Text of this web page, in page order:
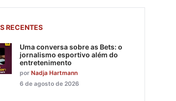
RECENTES
Uma conversa sobre as Bets: o
jornalismo esportivo além do
entretenimento
por Nadja Hartmann
6 de agosto de 2026